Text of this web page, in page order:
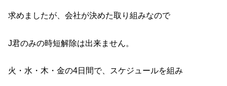
求めましたが、会社が決めた取り組みなので
J君のみの時短解除は出来ません。
火・水・木・金の4日間で、スケジュールを組み